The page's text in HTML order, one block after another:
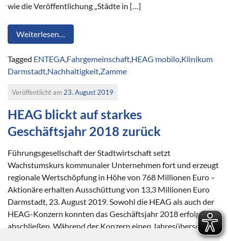
wie die Veröffentlichung „Städte in […]
Weiterlesen…
Tagged ENTEGA Fahrgemeinschaft HEAG mobilo Klinikum
Darmstadt Nachhaltigkeit Zamme
Veröffentlicht am 23. August 2019
HEAG blickt auf starkes
Geschäftsjahr 2018 zurück
Führungsgesellschaft der Stadtwirtschaft setzt
Wachstumskurs kommunaler Unternehmen fort und erzeugt
regionale Wertschöpfung in Höhe von 768 Millionen Euro –
Aktionäre erhalten Ausschüttung von 13,3 Millionen Euro
Darmstadt, 23. August 2019. Sowohl die HEAG als auch der
HEAG-Konzern konnten das Geschäftsjahr 2018 erfolgreich
abschließen. Während der Konzern einen Jahresüberschuss